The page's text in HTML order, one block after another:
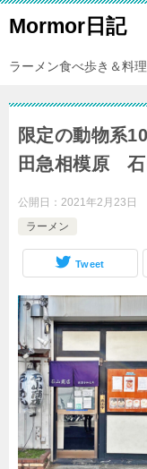
Mormor日記
ラーメン食べ歩き＆料
限定の動物系
田急相模原
公開日： 2021年2月23日
ラーメン
Tweet